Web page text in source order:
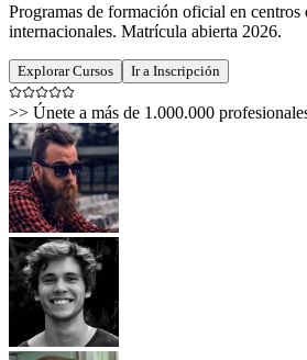
Programas de formación oficial en centros
internacionales. Matrícula abierta 2026.
Explorar Cursos Ir a Inscripción
>> Únete a más de 1.000.000